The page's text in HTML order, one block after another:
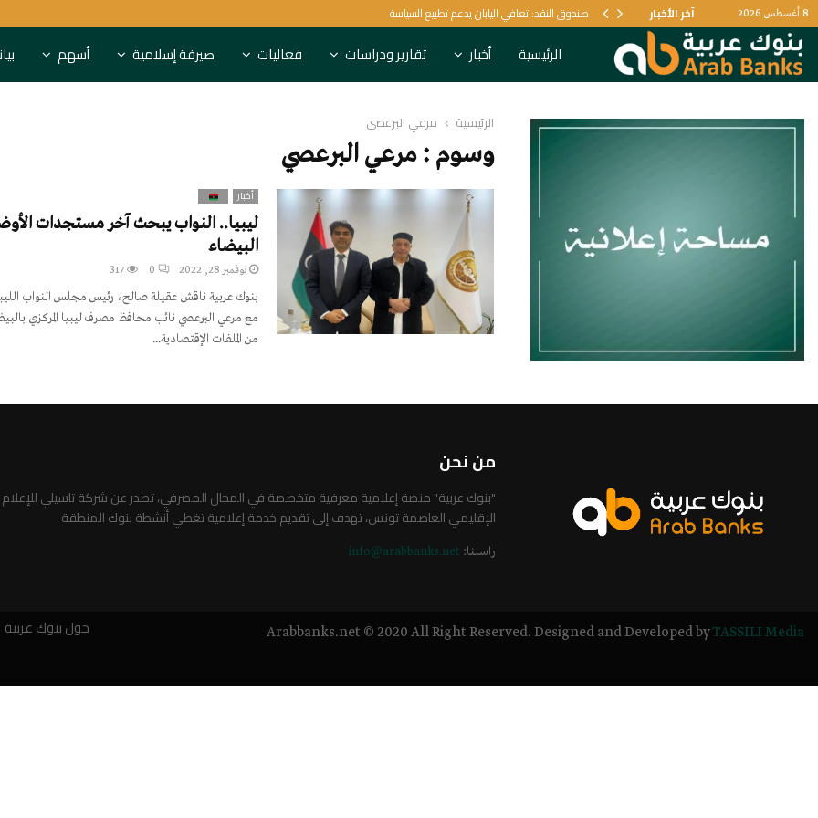
8 أغسطس 2026 آخر الأخبار البنكي صندوق النقد: تعافي اليابان يدعم تطبيع السياسة
الرئيسية أخبار تقارير ودراسات فعاليات صيرفة إسلامية أسهم
الرئيسية مرعي البرعصي
وسوم : مرعي البرعصي
أخبار
ليبيا.. النواب يبحث آخر مستجدات
البيضاء
نوفمبر 28, 2022 0
317
بنوك عربية ناقش عقيلة صالح، رئيس مجلس النواب
مع مرعي البرعصي نائب محافظ مصرف ليبيا المركزي
من الملفات الإقتصادية...
من نحن
"بنوك عربية" منصة إعلامية معرفية متخصصة في المجال المصرفي، تصدر عن شركة تاسيلي
الإقليمي العاصمة تونس، تهدف إلى تقديم خدمة إعلامية تغطي أنشطة بنوك المنطقة
راسلنا: info@arabbanks.net
Arabbanks.net © 2020 All Right Reserved. Designed and Developed byTASSILI Media حول بنوك عربية